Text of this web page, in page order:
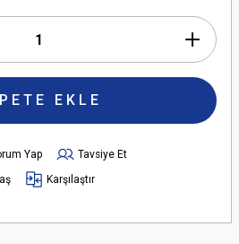
EKLE
Yap
Tavsiye Et
Karşılaştır